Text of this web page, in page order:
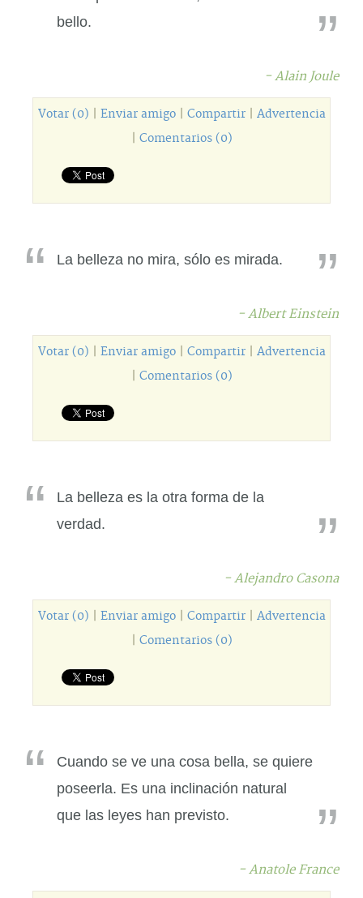
bello.
- Alain Joule
Votar (0) Enviar amigo| Compartir| Advertencia
Comentarios (0)
La belleza no mira, sólo es mirada.
- Albert Einstein
Votar (0) Enviar amigo| Compartir| Advertencia
Comentarios (0)
La belleza es la otra forma de la
verdad.
- Alejandro Casona
Votar (0) Enviar amigo| Compartir| Advertencia
Comentarios (0)
Cuando se ve una cosa bella, se quiere
poseerla. Es una inclinación natural
que las leyes han previsto.
- Anatole France